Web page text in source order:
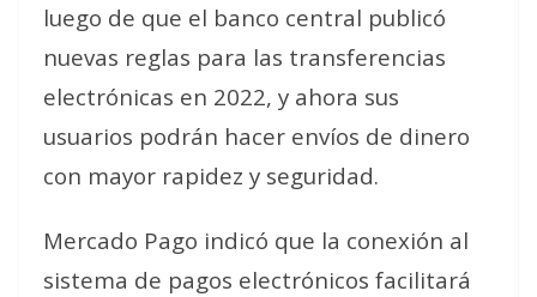
luego de que el banco central publicó
nuevas reglas para las transferencias
electrónicas en 2022, y ahora sus
usuarios podrán hacer envíos de dinero
con mayor rapidez y seguridad.
Mercado Pago indicó que la conexión al
sistema de pagos electrónicos facilitará